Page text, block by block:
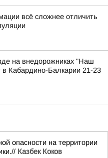
всё сложнее отличить
на внедорожниках "Наш
в Кабардино-Балкарии 21-23
опасности на территории
Казбек Коков